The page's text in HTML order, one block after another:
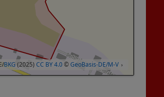
›
BKG (2025) CC BY 4.0 ©GeoBasis-DE/M-V